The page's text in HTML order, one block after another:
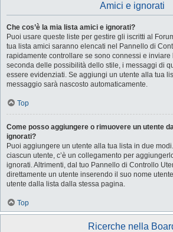
Amici e ignorati
Che cos’è la mia lista amici e ignorati?
Puoi usare queste liste per gestire gli iscritti al
tua lista amici saranno elencati nel Pannello di
rapidamente controllare se sono connessi e inviare
seconda delle possibilità dello stile, i messaggi di
essere evidenziati. Se aggiungi un utente alla tua
messaggio sarà nascosto automaticamente.
Top
Come posso aggiungere o rimuovere un utente
ignorati?
Puoi aggiungere un utente alla tua lista in due
ciascun utente, c’è un collegamento per
ignorati. Altrimenti, dal tuo Pannello di Controllo
direttamente un utente inserendo il suo nome
utente dalla lista dalla stessa pagina.
Top
Ricerche nella